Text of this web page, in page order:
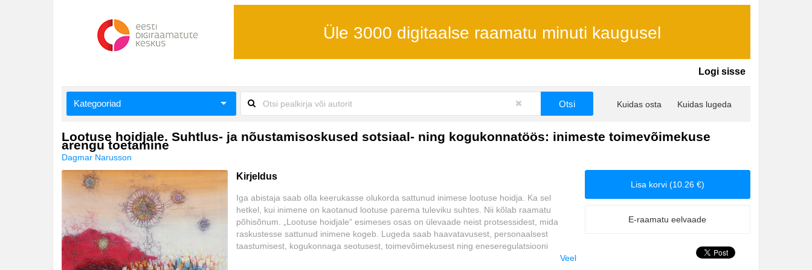
Üle 3000 digitaalse raamatu minuti kaugusel
Logi sisse
Kategooriad
Aimeraamatud lastele ja noortele
Ajalugu
Ajalugu/sõjandus
Antoloogiad/esseed
Arvutid
Kuidas osta Kuidas lugeda
Lootuse hoidjale. Suhtlus- ja nõustamisoskused sotsiaal- ning kogukonnatöös: inimeste toimevõimekuse
arengu toetamine
Dagmar Narusson
Lisa korvi (10.26 €)
E-raamatu eelvaade
Kirjeldus
Iga abistaja saab olla keerukasse olukorda sattunud inimese lootuse hoidja. Ka sel
hetkel, kui inimene on kaotanud lootuse parema tuleviku suhtes. Nii kõlab raamatu
põhisõnum. „Lootuse hoidjale“ esimeses osas on ülevaade neist protsessidest, mida
raskustesse sattunud inimene kogeb. Lugeda saab haavatavusest, personaalsest
taastumisest, kogukonnaga seotusest, toimevõimekusest ning eneseregulatsiooni
muutusest. Teises osas tuleb juttu nüüdisaja sotsiaalala abistaja või kogukonna arendaja
Veel